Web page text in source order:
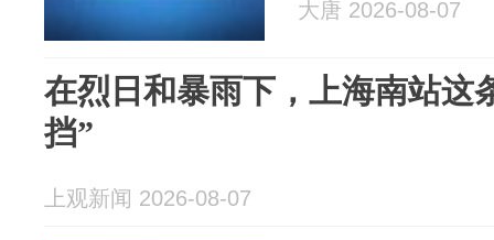
大唐 2026-08-07
在烈日和暴雨下，上海南站这
挡”
上观新闻 2026-08-07